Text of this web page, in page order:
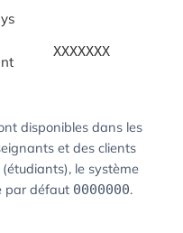
XXXXXXX
disponibles dans les
et des clients
le système
par défaut 0000000.